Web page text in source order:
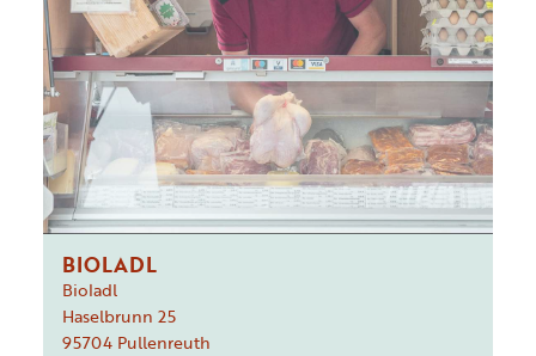
BIOLADL
Bioladl
Haselbrunn 25
95704 Pullenreuth